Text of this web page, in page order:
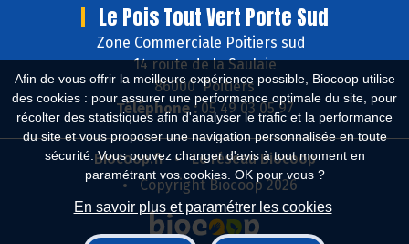
Afin de vous offrir la meilleure expérience possible, Biocoop utilise
des cookies : pour assurer une performance optimale du site, pour
récolter des statistiques afin d'analyser le trafic et la performance
du site et vous proposer une navigation personnalisée en toute
sécurité. Vous pouvez changer d'avis à tout moment en
paramétrant vos cookies. OK pour vous ?
En savoir plus et paramétrer les cookies
Le Pois Tout Vert Porte Sud
Zone Commerciale Poitiers sud
14 route de la Saulaie
86000 Poitiers
Téléphone :05 49 03 05 97
Biocoop.fr
Le réseau Biocoop
Copyright Biocoop 2026